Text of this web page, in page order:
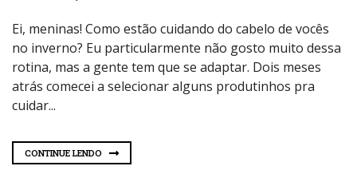
Ei, meninas! Como estão cuidando do cabelo de vocês
no inverno? Eu particularmente não gosto muito dessa
rotina, mas a gente tem que se adaptar. Dois meses
atrás comecei a selecionar alguns produtinhos pra
cuidar...
CONTINUE LENDO